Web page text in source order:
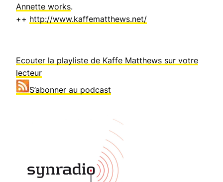
Annette works.
++ http://www.kaffematthews.net/
Ecouter la playliste de Kaffe Matthews sur votre
lecteur
S’abonner au podcast